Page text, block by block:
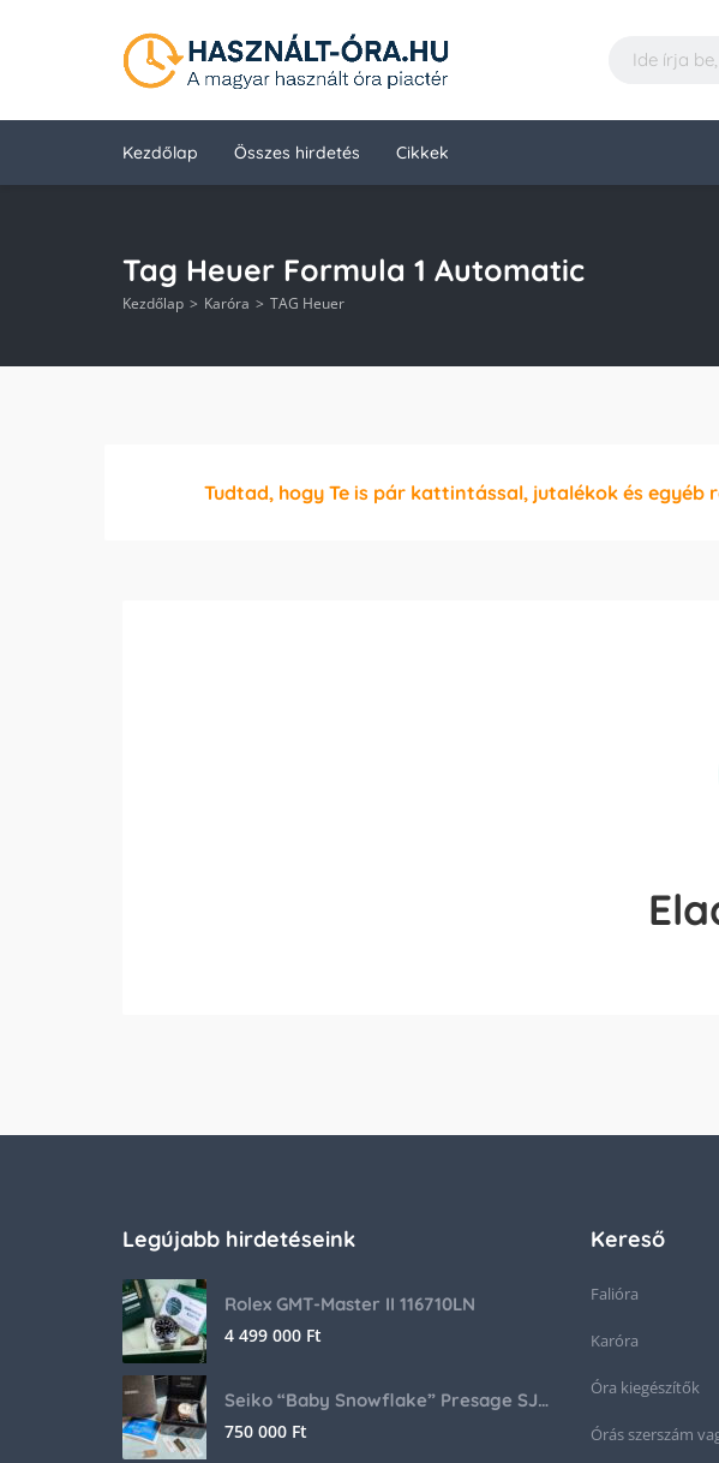
Kezdőlap Összes hirdetés Cikkek
Tag Heuer Formula 1 Automatic
Kezdőlap Karóra TAG Heuer
Tudtad, hogy Te is pár kattintással, jutalékok és
Legújabb hirdetéseink
Rolex GMT-Master II 116710LN
4 499 000 Ft
Seiko “Baby Snowflake” Presage SJE073J1/SARA015 Limited Edition
750 000 Ft
Kereső
Falióra
Karóra
Óra kiegészítők
Órás szerszám